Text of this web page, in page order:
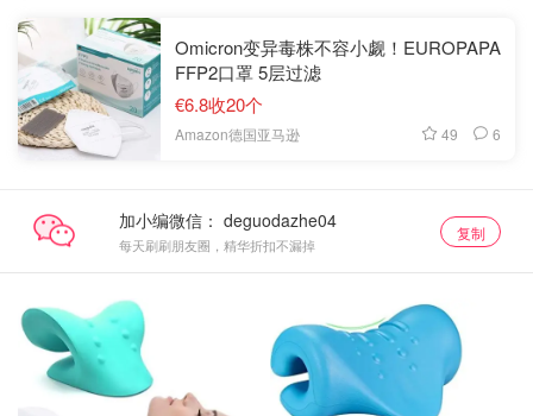
Omicron变异毒株不容小觑！EUROPAPA
FFP2口罩 5层过滤
€6.8收20个
Amazon德国亚马逊 49 6
加小编微信：
每天刷刷朋友圈，精华折扣不漏掉
复制